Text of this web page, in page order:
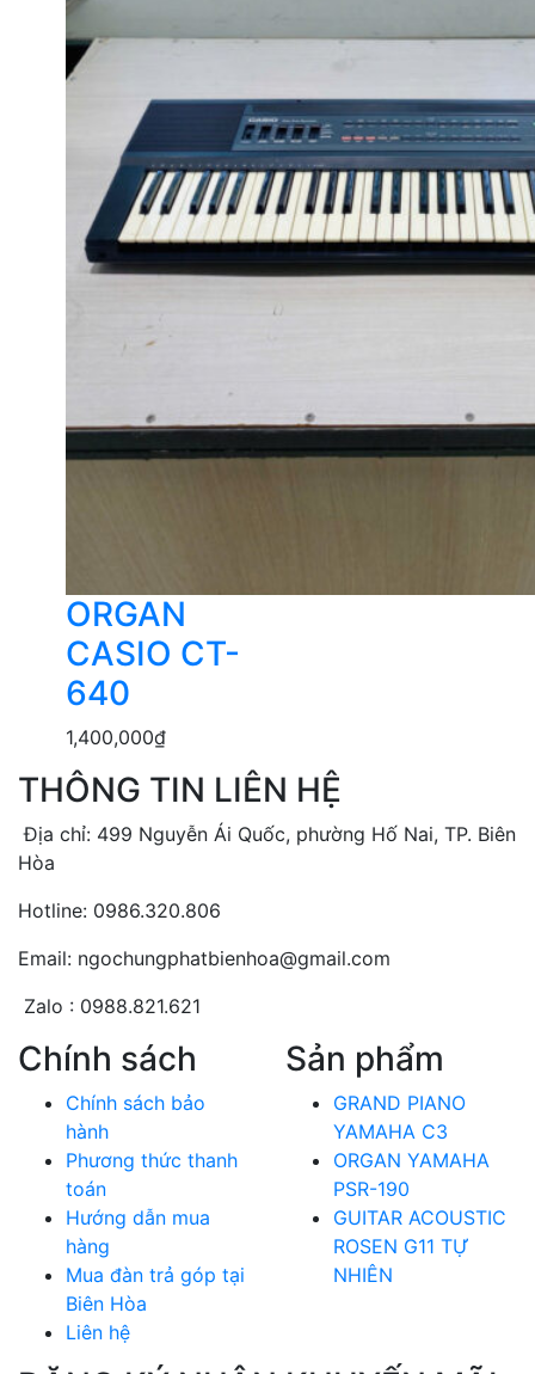
ORGAN
CASIO CT-
640
1,400,000₫
THÔNG TIN LIÊN HỆ
Địa chỉ: 499 Nguyễn Ái Quốc, phường Hố Nai, TP. Biên
Hòa
Hotline: 0986.320.806
Email: ngochungphatbienhoa@gmail.com
Zalo : 0988.821.621
Chính sách
Chính sách bảo
hành
Phương thức thanh
toán
Hướng dẫn mua
hàng
Mua đàn trả góp tại
Biên Hòa
Liên hệ
Sản phẩm
GRAND PIANO
YAMAHA C3
ORGAN YAMAHA
PSR-190
GUITAR ACOUSTIC
ROSEN G11 TỰ
NHIÊN